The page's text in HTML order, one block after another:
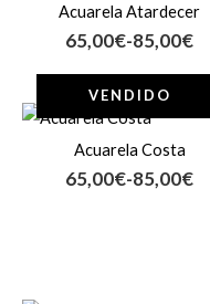
Acuarela Atardecer
65,00€-85,00€
precios:
desde
65,00€
hasta
85,00€
VENDIDO
Acuarela Costa
65,00€-85,00€
Rango
precios:
desde